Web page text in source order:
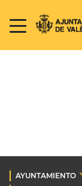
AYUNTAMIENTO